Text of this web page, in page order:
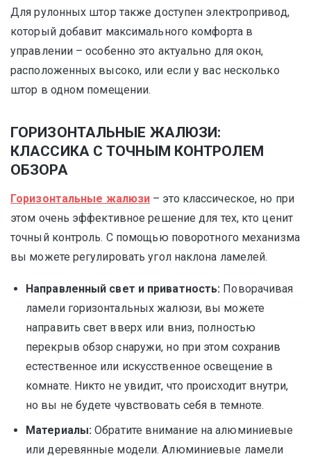
Для рулонных штор также доступен электропривод,
который добавит максимального комфорта в
управлении – особенно это актуально для окон,
расположенных высоко, или если у вас несколько
штор в одном помещении.
ГОРИЗОНТАЛЬНЫЕ ЖАЛЮЗИ:
КЛАССИКА С ТОЧНЫМ КОНТРОЛЕМ
ОБЗОРА
Горизонтальные жалюзи – это классическое, но при
этом очень эффективное решение для тех, кто ценит
точный контроль. С помощью поворотного механизма
вы можете регулировать угол наклона ламелей.
Направленный свет и приватность: Поворачивая
ламели горизонтальных жалюзи, вы можете
направить свет вверх или вниз, полностью
перекрыв обзор снаружи, но при этом сохранив
естественное или искусственное освещение в
комнате. Никто не увидит, что происходит внутри,
но вы не будете чувствовать себя в темноте.
Материалы: Обратите внимание на алюминиевые
или деревянные модели. Алюминиевые ламели